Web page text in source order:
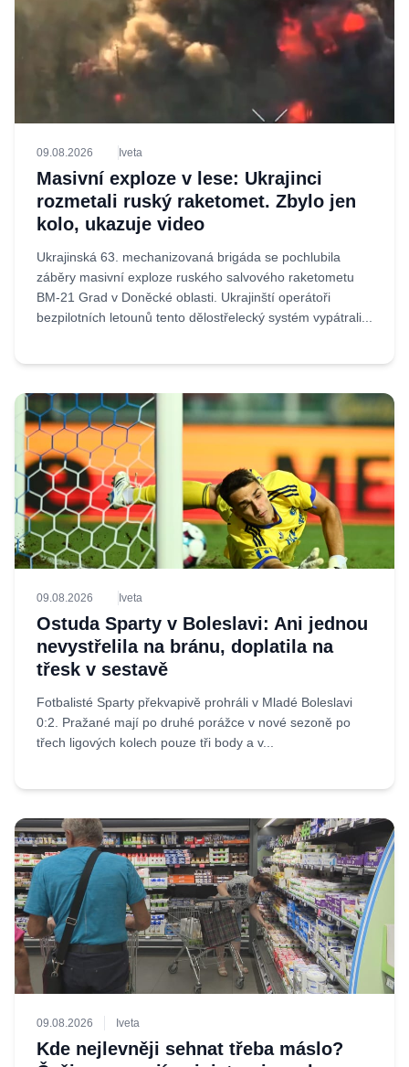
09.08.2026 Iveta
Masivní exploze v lese: Ukrajinci
rozmetali ruský raketomet. Zbylo jen
kolo, ukazuje video
Ukrajinská 63. mechanizovaná brigáda se pochlubila
záběry masivní exploze ruského salvového raketometu
BM-21 Grad v Doněcké oblasti. Ukrajinští operátoři
bezpilotních letounů tento dělostřelecký systém vypátrali...
09.08.2026 Iveta
Ostuda Sparty v Boleslavi: Ani jednou
nevystřelila na bránu, doplatila na
třesk v sestavě
Fotbalisté Sparty překvapivě prohráli v Mladé Boleslavi
0:2. Pražané mají po druhé porážce v nové sezoně po
třech ligových kolech pouze tři body a v...
09.08.2026 Iveta
Kde nejlevněji sehnat třeba máslo?